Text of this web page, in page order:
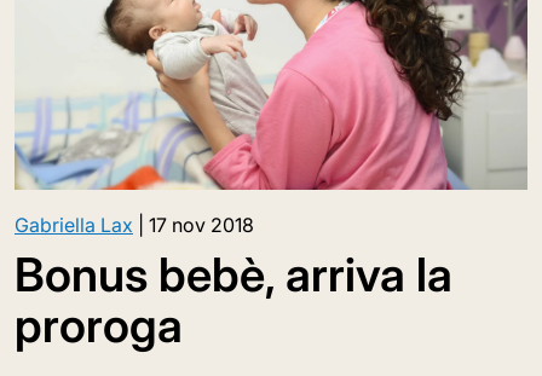
Gabriella Lax 17 nov 2018
Bonus bebè, arriva la
proroga